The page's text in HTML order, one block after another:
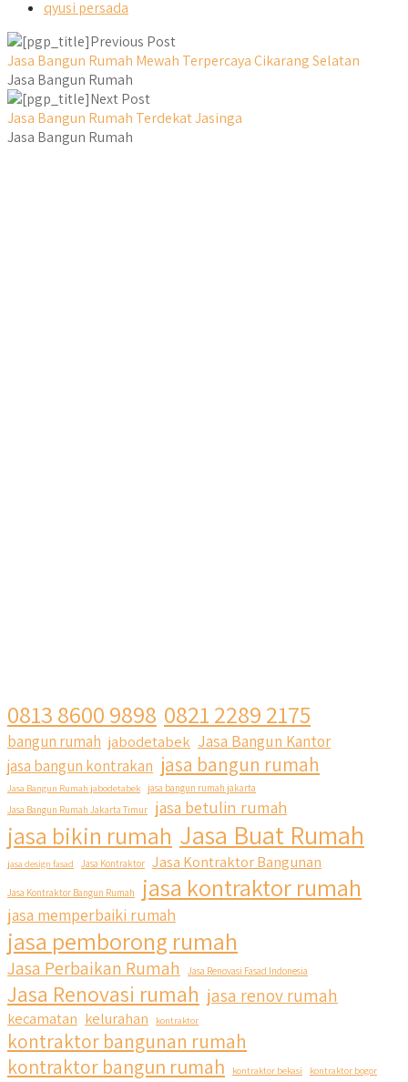
qyusi persada
Previous Post
Jasa Bangun Rumah Mewah Terpercaya Cikarang Selatan
Jasa Bangun Rumah
Next Post
Jasa Bangun Rumah Terdekat Jasinga
Jasa Bangun Rumah
0813 8600 9898 0821 2289 2175
bangun rumah jabodetabek Jasa Bangun Kantor
jasa bangun kontrakan jasa bangun rumah
Jasa Bangun Rumah jabodetabek
jasa bangun rumah jakarta
Jasa Bangun Rumah Jakarta Timur
jasa betulin rumah
jasa bikin rumah Jasa Buat Rumah
jasa design fasad Jasa Kontraktor Jasa Kontraktor Bangunan
Jasa Kontraktor Bangun Rumah jasa kontraktor rumah
jasa memperbaiki rumah
jasa pemborong rumah
Jasa Perbaikan Rumah Jasa Renovasi Fasad Indonesia
Jasa Renovasi rumah jasa renov rumah
kecamatan kelurahan kontraktor
kontraktor bangunan rumah
kontraktor bangun rumah
kontraktor bekasi
kontraktor bogor